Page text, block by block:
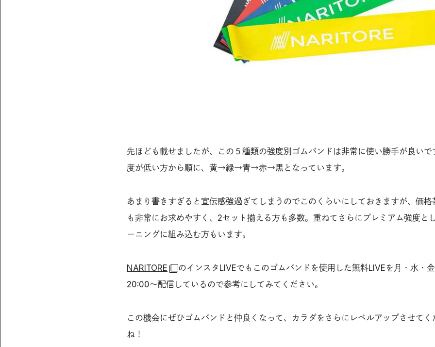
先ほども載せましたが、この５種類の強度別ゴムバンドは非常に使い勝手が良いで
度が低い方から順に、黄→緑→青→赤→黒となっています。
あまり書きすぎると宣伝感強過ぎてしまうのでこのくらいにしておきますが、価格
も非常にお求めやすく、2セット揃える方も多数。重ねてさらにプレミアム強度と
ーニングに組み込む方もいます。
NARITORE
のインスタLIVEでもこのゴムバンドを使用した無料LIVEを月・水・金
20:00〜配信しているので参考にしてみてください。
この機会にぜひゴムバンドと仲良くなって、カラダをさらにレベルアップさせてく
ね！